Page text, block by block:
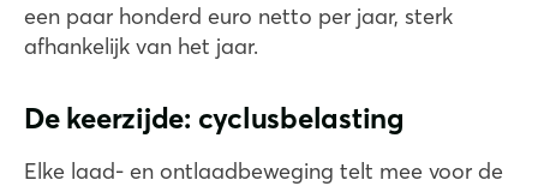
een paar honderd euro netto per jaar, sterk
afhankelijk van het jaar.
De keerzijde: cyclusbelasting
Elke laad- en ontlaadbeweging telt mee voor de